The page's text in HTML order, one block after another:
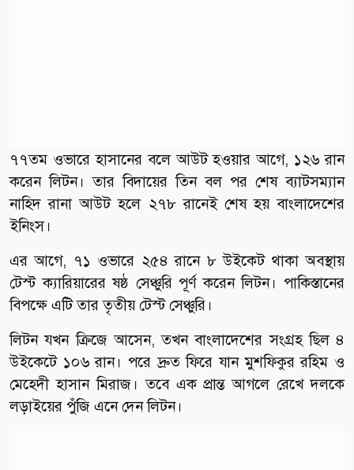
৭৭তম ওভারে হাসানের বলে আউট হওয়ার আগে, ১২৬ রান
করেন লিটন। তার বিদায়ের তিন বল পর শেষ ব্যাটসম্যান
নাহিদ রানা আউট হলে ২৭৮ রানেই শেষ হয় বাংলাদেশের
ইনিংস।
এর আগে, ৭১ ওভারে ২৫৪ রানে ৮ উইকেট থাকা অবস্থায়
টেস্ট ক্যারিয়ারের ষষ্ঠ সেঞ্চুরি পূর্ণ করেন লিটন। পাকিস্তানের
বিপক্ষে এটি তার তৃতীয় টেস্ট সেঞ্চুরি।
লিটন যখন ক্রিজে আসেন, তখন বাংলাদেশের সংগ্রহ ছিল ৪
উইকেটে ১০৬ রান। পরে দ্রুত ফিরে যান মুশফিকুর রহিম ও
মেহেদী হাসান মিরাজ। তবে এক প্রান্ত আগলে রেখে দলকে
লড়াইয়ের পুঁজি এনে দেন লিটন।